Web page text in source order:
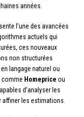
années.
l’une des avancées
actuels qui
ces nouveaux
non structurées
langage naturel ou
comme Homeprice ou
d’analyser les
les estimations.